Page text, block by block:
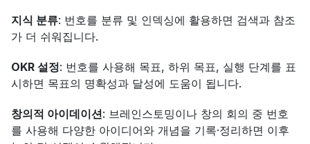
지식 분류: 번호를 분류 및 인덱싱에 활용하면 검색과 참조
가 더 쉬워집니다.
OKR 설정: 번호를 사용해 목표, 하위 목표, 실행 단계를 표
시하면 목표의 명확성과 달성에 도움이 됩니다.
창의적 아이데이션: 브레인스토밍이나 창의 회의 중 번호
를 사용해 다양한 아이디어와 개념을 기록·정리하면 이후